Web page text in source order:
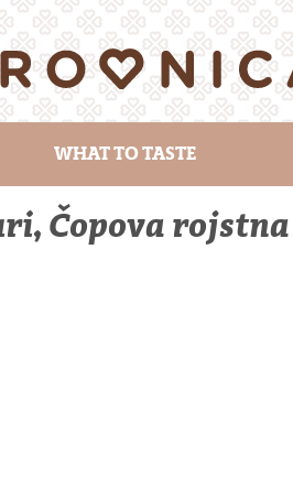
WHAT TO TASTE
Čopova